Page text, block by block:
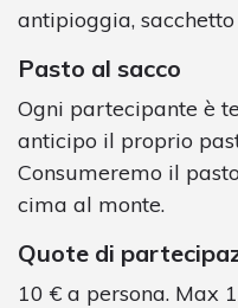
antipioggia,
Pasto al sacco
Ogni partecipante è
anticipo il proprio
Consumeremo il
cima al monte.
Quote di
10 € a persona. Max